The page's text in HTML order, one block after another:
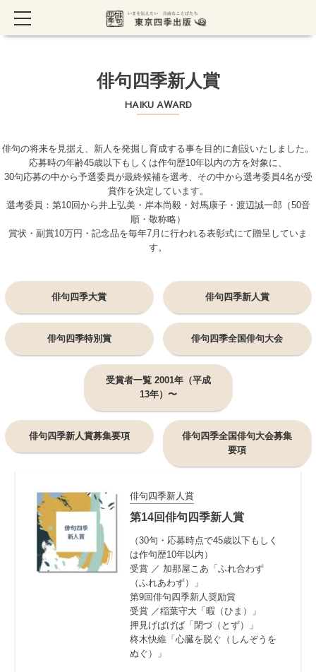
TOP > 俳句四季新人賞
俳句四季新人賞
HAIKU AWARD
俳句の将来を見据え、新人を発掘し育成する事を目的に創設いたしました。
応募時の年齢45歳以下もしくは作句歴10年以内の方を対象に、
30句応募の中から予選委員が最終候補を選考、その中から選考委員4名が受
賞作を決定しています。
選考委員：第10回から井上弘美・岸本尚毅・対馬康子・渡辺誠一郎（50音
順・敬称略）
賞状・副賞10万円・記念品を毎年7月に行われる表彰式にて贈呈していま
す。
俳句四季大賞 俳句四季新人賞
俳句四季特別賞 俳句四季全国俳句大会
受賞者一覧 2001年（平成
13年）〜
俳句四季新人賞募集要項
俳句四季全国俳句大会募集
要項
俳句四季新人賞
第14回俳句四季新人賞
（30句・応募時点で45歳以下もしく
は作句歴10年以内）
受賞 ／ 加那屋こあ「ふれ合わず
（ふれあわず）」
第9回俳句四季新人奨励賞
受賞 ／稲葉守大「暇（ひま）」
押見げばげば「閉づ（とず）」
柊木快維「心臓を脱ぐ（しんぞうを
ぬぐ）」